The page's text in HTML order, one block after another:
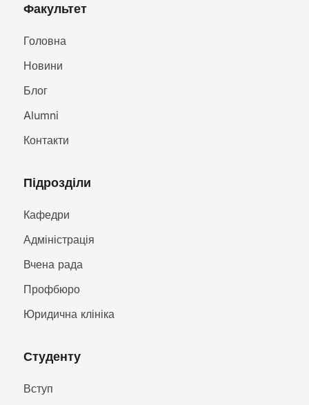
Факультет
Головна
Новини
Блог
Alumni
Контакти
Підрозділи
Кафедри
Адміністрація
Вчена рада
Профбюро
Юридична клініка
Студенту
Вступ